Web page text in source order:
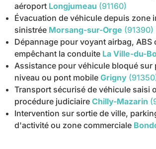
aéroport Longjumeau (91160)
Évacuation de véhicule depuis zone
sinistrée Morsang-sur-Orge (91390)
Dépannage pour voyant airbag, ABS
empêchant la conduite La Ville-du-
Assistance pour véhicule bloqué sur
niveau ou pont mobile Grigny
Transport sécurisé de véhicule saisi
procédure judiciaire Chilly-Mazarin
Intervention sur sortie de ville,
d'activité ou zone commerciale